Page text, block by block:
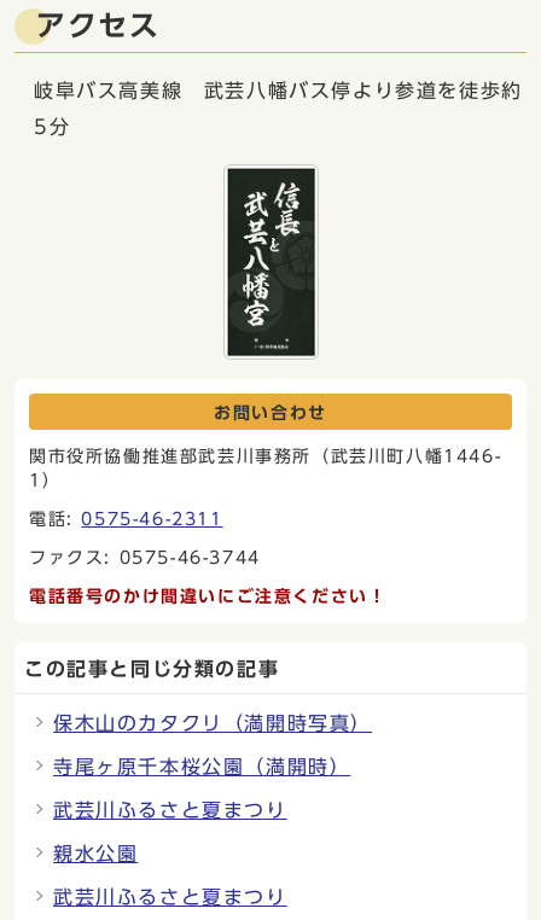
アクセス
岐阜バス高美線 武芸八幡バス停より参道を徒歩約
5分
お問い合わせ
関市役所協働推進部武芸川事務所（武芸川町八幡1446-
1）
電話:0575-46-2311
ファクス: 0575-46-3744
電話番号のかけ間違いにご注意ください！
この記事と同じ分類の記事
保木山のカタクリ（満開時写真）
寺尾ヶ原千本桜公園（満開時）
武芸川ふるさと夏まつり
親水公園
武芸川ふるさと夏まつり